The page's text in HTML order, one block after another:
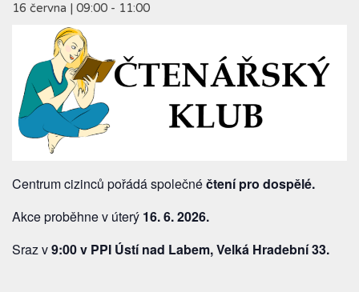
16 června | 09:00 - 11:00
Centrum cizinců pořádá společnéčtení pro dospělé.
Akce proběhne v úterý 16. 6. 2026.
Sraz v9:00 v PPI Ústí nad Labem, Velká Hradební 33.